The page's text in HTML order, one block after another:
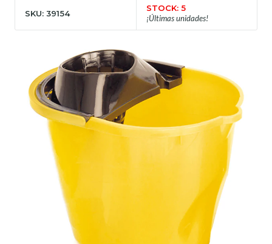
SKU: 39154
STOCK: 5
¡Últimas unidades!